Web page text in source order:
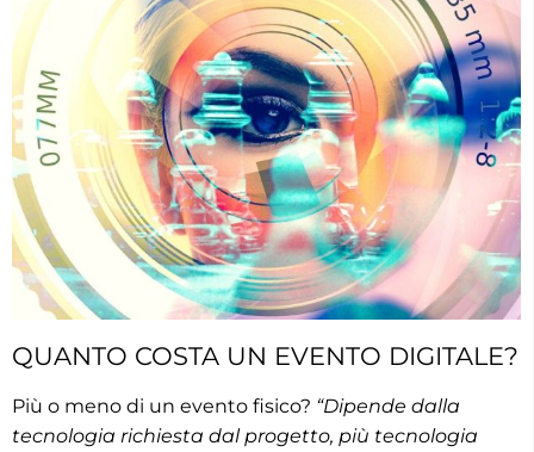
QUANTO COSTA UN EVENTO DIGITALE?
Più o meno di un evento fisico? “Dipende dalla
tecnologia richiesta dal progetto, più tecnologia